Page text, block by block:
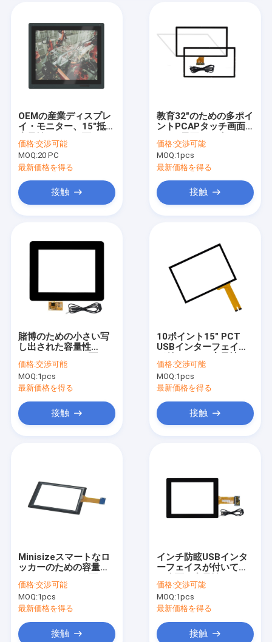
企業情報
ニュース
すべての場合
OEMの産業ディスプレ
イ・モニター、15"抵抗
1024x768
価格:交渉可能
MOQ:20 PC
最新価格を得る
接触
教育32"のための多ポイ
ントPCAPタッチ画面-
価格:交渉可能
MOQ:1pcs
最新価格を得る
接触
賭博のための小さい写
し出された容量性
8.4インチを機械で造る
価格:交渉可能
MOQ:1pcs
最新価格を得る
接触
10ポイント15" PCT
USBインターフェイス
PCAPのタッチ画面
価格:交渉可能
MOQ:1pcs
最新価格を得る
接触
Minisizeスマートなロ
ッカーのための容量性
10.4インチ
価格:交渉可能
MOQ:1pcs
最新価格を得る
接触
インチ防眩USBインタ
ーフェイスが付いてい
のタッチ画面のモニタ
ー10.4
価格:交渉可能
MOQ:1pcs
最新価格を得る
接触